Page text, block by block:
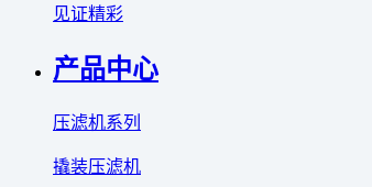
见证精彩
产品中心
压滤机系列
撬装压滤机